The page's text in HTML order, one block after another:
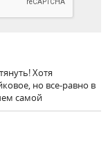
Хотя
но все-равно в
самой